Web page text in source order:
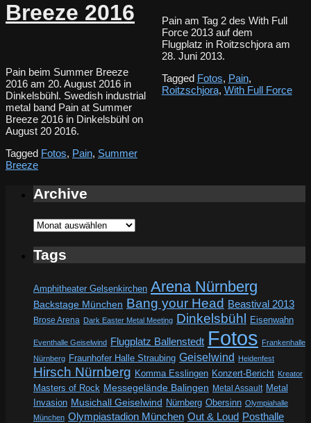
Breeze 2016
Pain beim Summer Breeze
2016 am 20. August 2016 in
Dinkelsbühl. Swedish industrial
metal band Pain at Summer
Breeze 2016 in Dinkelsbühl on
August 20 2016.
Tagged Fotos, Pain, Summer
Breeze
Pain am Tag 2 des With Full
Force 2013 auf dem
Flugplatz in Roitzschjora am
28. Juni 2013.
Tagged Fotos, Pain,
Roitzschjora, With Full Force
Archive
Archive
Tags
Amphitheater Gelsenkirchen Arena Nürnberg
Backstage München Bang your Head Beastival 2013
Brose Arena Dark Easter Metal Meeting Dinkelsbühl Eisenwahn
Eventhalle Geiselwind Flugplatz Ballenstedt Fotos Frankenhalle
Nürnberg Fraunhofer Halle Straubing Geiselwind Heidenfest
Hirsch Nürnberg Komma Esslingen Konzert-Bericht Kreator
Masters of Rock Messegelände Balingen Metal Assault Metal
Invasion Musichall Geiselwind Nürnberg Obersinn Olympiahalle
München Olympiastadion München Out & Loud Posthalle